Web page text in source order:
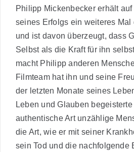
Philipp Mickenbecker erhält
seines Erfolgs ein weiteres
und ist davon überzeugt, dass
Selbst als die Kraft für ihn
macht Philipp anderen
Filmteam hat ihn und seine
der letzten Monate seines
Leben und Glauben
authentische Art unzählige
die Art, wie er mit seiner
sein Tod und die nachfolgende